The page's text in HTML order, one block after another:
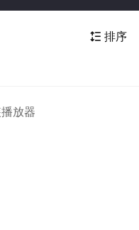
 排序
放器